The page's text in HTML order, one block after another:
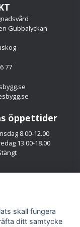
Gubbalyckan
77
öppettider
8.00-12.00
13.00-18.00
skall fungera
ditt samtycke